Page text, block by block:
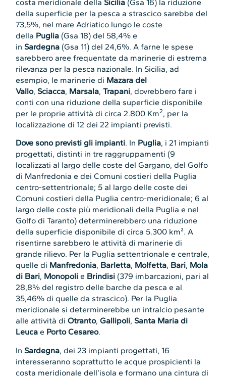
costa meridionale della Sicilia (Gsa 16) la riduzione
della superficie per la pesca a strascico sarebbe del
73,5%, nel mare Adriatico lungo le coste
della Puglia (Gsa 18) del 58,4% e
in Sardegna (Gsa 11) del 24,6%. A farne le spese
sarebbero aree frequentate da marinerie di estrema
rilevanza per la pesca nazionale. In Sicilia, ad
esempio, le marinerie di Mazara del
Vallo, Sciacca, Marsala,Trapani, dovrebbero fare i
conti con una riduzione della superficie disponibile
per le proprie attività di circa 2.800 Km2, per la
localizzazione di 12 dei 22 impianti previsti.
Dove sono previsti gli impianti. In Puglia, i 21 impianti
progettati, distinti in tre raggruppamenti (9
localizzati al largo delle coste del Gargano, del Golfo
di Manfredonia e dei Comuni costieri della Puglia
centro-settentrionale; 5 al largo delle coste dei
Comuni costieri della Puglia centro-meridionale; 6 al
largo delle coste più meridionali della Puglia e nel
Golfo di Taranto) determinerebbero una riduzione
della superficie disponibile di circa 5.300 km². A
risentirne sarebbero le attività di marinerie di
grande rilievo. Per la Puglia settentrionale e centrale,
quelle di Manfredonia, Barletta, Molfetta, Bari, Mola
di Bari, Monopoli e Brindisi (379 imbarcazioni, pari al
28,8% del registro delle barche da pesca e al
35,46% di quelle da strascico). Per la Puglia
meridionale si determinerebbe un intralcio pesante
alle attività diOtranto,Gallipoli, Santa Maria di
Leuca e Porto Cesareo.
In Sardegna, dei 23 impianti progettati, 16
interesseranno soprattutto le acque prospicienti la
costa meridionale dell’isola e formano una cintura di